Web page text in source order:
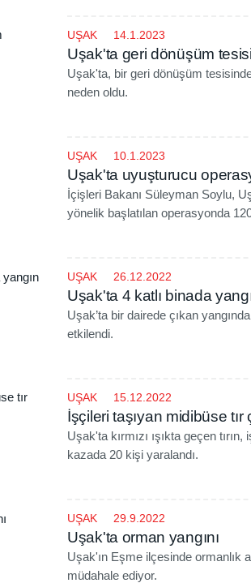
UŞAK 14.1.2023
Uşak'ta geri dönüşüm
Uşak'ta, bir geri dönüşüm
neden oldu.
UŞAK 10.1.2023
Uşak'ta uyuşturucu
İçişleri Bakanı Süleyman Soylu,
yönelik başlatılan operasyonda 120
UŞAK 26.12.2022
Uşak'ta 4 katlı binada
Uşak’ta bir dairede çıkan
etkilendi.
UŞAK 15.12.2022
İşçileri taşıyan midibüse tır
Uşak'ta kırmızı ışıkta geçen
kazada 20 kişi yaralandı.
UŞAK 29.9.2022
Uşak'ta orman yangını
Uşak'ın Eşme ilçesinde ormanlık
müdahale ediyor.